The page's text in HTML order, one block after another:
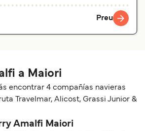
Preu
a Maiori
encontrar 4 compañías navieras
Travelmar, Alicost, Grassi Junior &
Amalfi Maiori